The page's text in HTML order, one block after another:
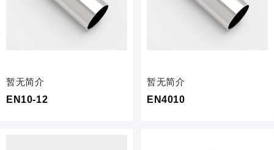
暂无简介
EN10-12
暂无简介
EN4010